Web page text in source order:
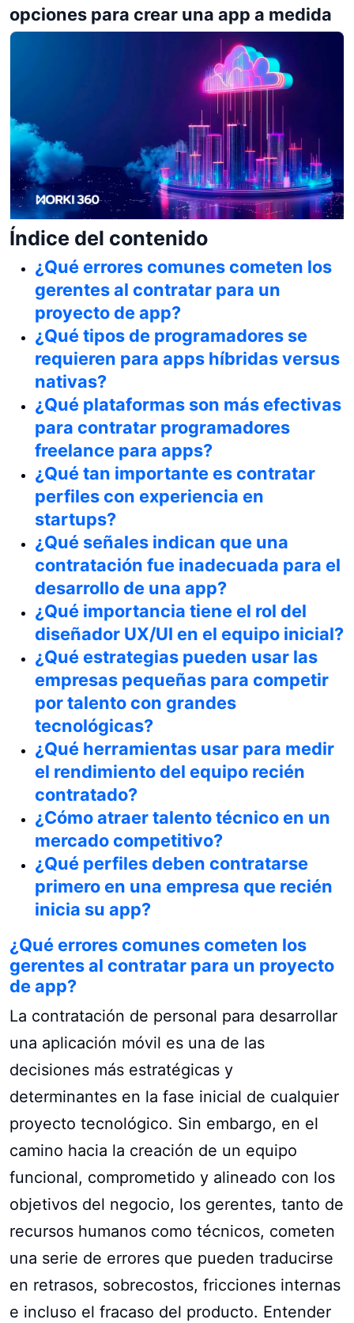
opciones para crear una app a medida
Índice del contenido
¿Qué errores comunes cometen los
gerentes al contratar para un
proyecto de app?
¿Qué tipos de programadores se
requieren para apps híbridas versus
nativas?
¿Qué plataformas son más efectivas
para contratar programadores
freelance para apps?
¿Qué tan importante es contratar
perfiles con experiencia en
startups?
¿Qué señales indican que una
contratación fue inadecuada para el
desarrollo de una app?
¿Qué importancia tiene el rol del
diseñador UX/UI en el equipo inicial?
¿Qué estrategias pueden usar las
empresas pequeñas para competir
por talento con grandes
tecnológicas?
¿Qué herramientas usar para medir
el rendimiento del equipo recién
contratado?
¿Cómo atraer talento técnico en un
mercado competitivo?
¿Qué perfiles deben contratarse
primero en una empresa que recién
inicia su app?
¿Qué errores comunes cometen los
gerentes al contratar para un proyecto
de app?
La contratación de personal para desarrollar
una aplicación móvil es una de las
decisiones más estratégicas y
determinantes en la fase inicial de cualquier
proyecto tecnológico. Sin embargo, en el
camino hacia la creación de un equipo
funcional, comprometido y alineado con los
objetivos del negocio, los gerentes, tanto de
recursos humanos como técnicos, cometen
una serie de errores que pueden traducirse
en retrasos, sobrecostos, fricciones internas
e incluso el fracaso del producto. Entender